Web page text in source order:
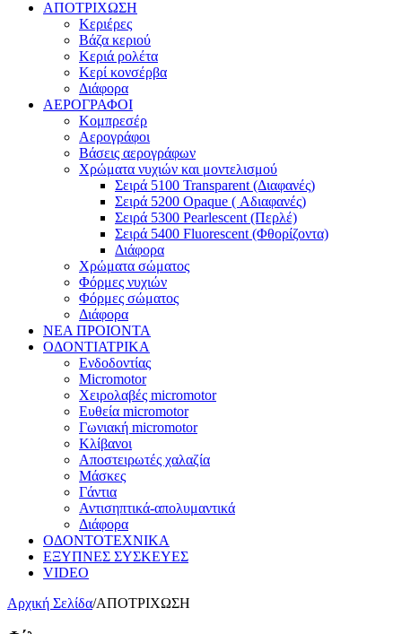
ΑΠΟΤΡΙΧΩΣΗ
Κεριέρες
Βάζα κεριού
Κεριά ρολέτα
Κερί κονσέρβα
Διάφορα
ΑΕΡΟΓΡΑΦΟΙ
Κομπρεσέρ
Αερογράφοι
Βάσεις αερογράφων
Χρώματα νυχιών και μοντελισμού
Σειρά 5100 Transparent (Διαφανές)
Σειρά 5200 Opaque ( Αδιαφανές)
Σειρά 5300 Pearlescent (Περλέ)
Σειρά 5400 Fluorescent (Φθορίζοντα)
Διάφορα
Χρώματα σώματος
Φόρμες νυχιών
Φόρμες σώματος
Διάφορα
ΝΕΑ ΠΡΟΙΟΝΤΑ
ΟΔΟΝΤΙΑΤΡΙΚΑ
Ενδοδοντίας
Micromotor
Χειρολαβές micromotor
Ευθεία micromotor
Γωνιακή micromotor
Κλίβανοι
Αποστειρωτές χαλαζία
Μάσκες
Γάντια
Αντισηπτικά-απολυμαντικά
Διάφορα
ΟΔΟΝΤΟΤΕΧΝΙΚΑ
ΕΞΥΠΝΕΣ ΣΥΣΚΕΥΕΣ
VIDEO
Αρχική Σελίδα/ΑΠΟΤΡΙΧΩΣΗ